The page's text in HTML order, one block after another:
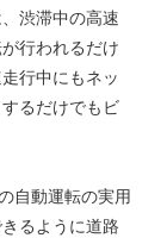
渋滞中の高速
行われるだけ
行中にもネッ
るだけでもビ
自動運転の実用
るように道路